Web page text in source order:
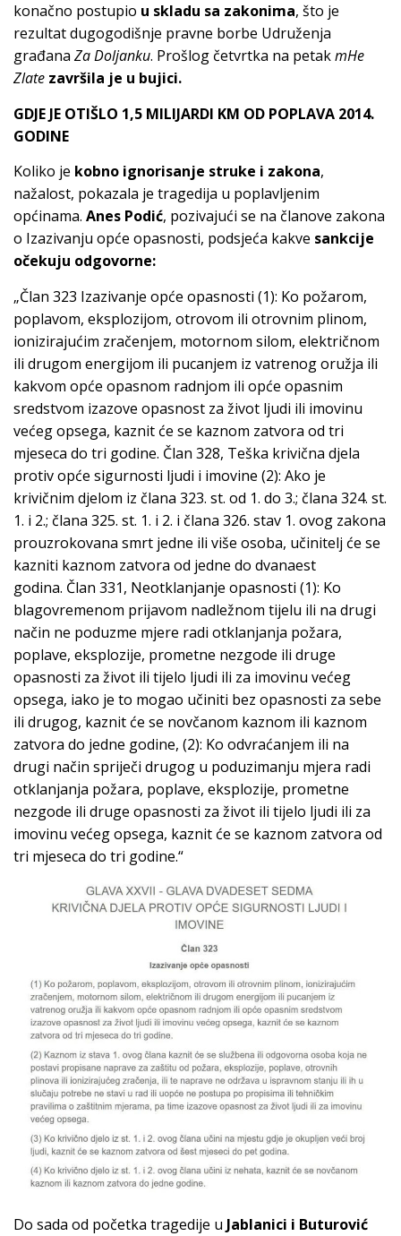
konačno postupio u skladu sa zakonima, što je
rezultat dugogodišnje pravne borbe Udruženja
građana Za Doljanku. Prošlog četvrtka na petakmHe
Zlate završila je u bujici.
GDJE JE OTIŠLO 1,5 MILIJARDI KM OD POPLAVA 2014.
GODINE
Koliko je kobno ignorisanje struke i zakona,
nažalost, pokazala je tragedija u poplavljenim
općinama. Anes Podić, pozivajući se na članove zakona
o Izazivanju opće opasnosti, podsjeća kakve sankcije
očekuju odgovorne:
„Član 323 Izazivanje opće opasnosti (1): Ko požarom,
poplavom, eksplozijom, otrovom ili otrovnim plinom,
ionizirajućim zračenjem, motornom silom, električnom
ili drugom energijom ili pucanjem iz vatrenog oružja ili
kakvom opće opasnom radnjom ili opće opasnim
sredstvom izazove opasnost za život ljudi ili imovinu
većeg opsega, kaznit će se kaznom zatvora od tri
mjeseca do tri godine. Član 328, Teška krivična djela
protiv opće sigurnosti ljudi i imovine (2): Ako je
krivičnim djelom iz člana 323. st. od 1. do 3.; člana 324. st.
1. i 2.; člana 325. st. 1. i 2. i člana 326. stav 1. ovog zakona
prouzrokovana smrt jedne ili više osoba, učinitelj će se
kazniti kaznom zatvora od jedne do dvanaest
godina. Član 331, Neotklanjanje opasnosti (1): Ko
blagovremenom prijavom nadležnom tijelu ili na drugi
način ne poduzme mjere radi otklanjanja požara,
poplave, eksplozije, prometne nezgode ili druge
opasnosti za život ili tijelo ljudi ili za imovinu većeg
opsega, iako je to mogao učiniti bez opasnosti za sebe
ili drugog, kaznit će se novčanom kaznom ili kaznom
zatvora do jedne godine, (2): Ko odvraćanjem ili na
drugi način spriječi drugog u poduzimanju mjera radi
otklanjanja požara, poplave, eksplozije, prometne
nezgode ili druge opasnosti za život ili tijelo ljudi ili za
imovinu većeg opsega, kaznit će se kaznom zatvora od
tri mjeseca do tri godine.“
Do sada od početka tragedije u Jablanici i Buturović